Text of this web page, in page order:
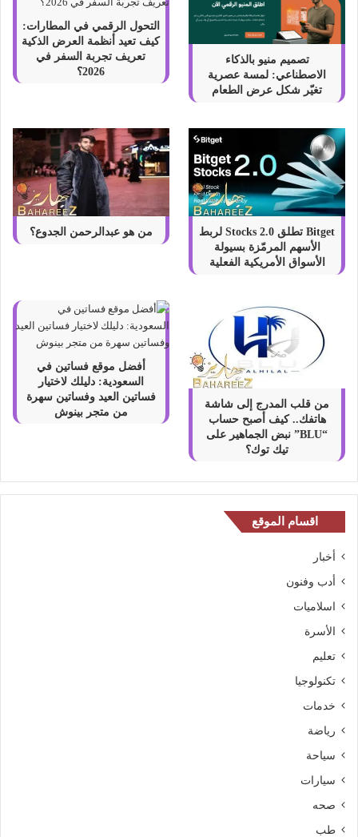
تصميم منيو بالذكاء
الاصطناعي: لمسة عصرية
تغيّر شكل عرض الطعام
التحول الرقمي في المطارات:
كيف تعيد أنظمة العرض الذكية
تعريف تجربة السفر في
2026؟
Bitget تطلق Stocks 2.0 لربط
الأسهم المرمّزة بسيولة
الأسواق الأمريكية الفعلية
من هو عبدالرحمن الجدوع؟
من قلب المدرج إلى شاشة
هاتفك.. كيف أصبح حساب
“BLU” نبض الجماهير على
تيك توك؟
أفضل موقع فساتين في
السعودية: دليلك لاختيار
فساتين العيد وفساتين سهرة
من متجر بينوش
اقسام الموقع
أخبار
أدب وفنون
اسلاميات
الأسرة
تعليم
تكنولوجيا
خدمات
رياضة
سياحة
سيارات
صحه
طب